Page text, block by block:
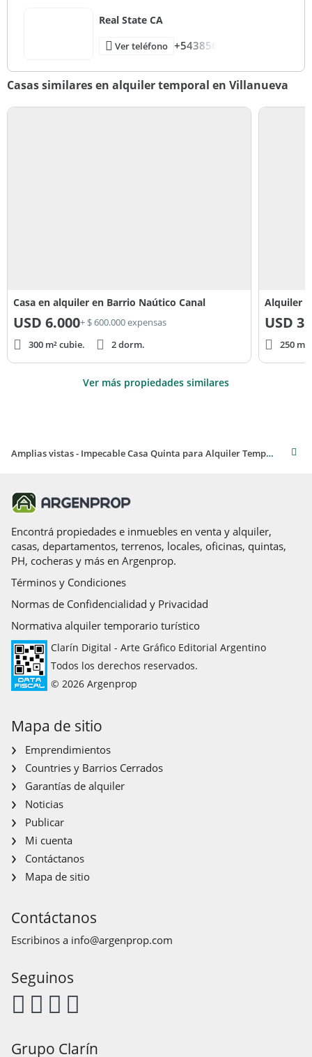
Real State CA
Ver teléfono +543856
Casas similares en alquiler temporal en Villanueva
Casa en alquiler en Barrio Naútico Canal
USD 6.000+ $ 600.000 expensas
300 m² cubie.
2 dorm.
USD
250
Ver más propiedades similares
Amplias vistas - Impecable Casa Quinta para Alquiler Temporal en Villanueva, Tigre
Encontrá propiedades e inmuebles en venta y alquiler,
casas, departamentos, terrenos, locales, oficinas, quintas,
PH, cocheras y más en Argenprop.
Términos y Condiciones
Normas de Confidencialidad y Privacidad
Normativa alquiler temporario turístico
Clarín Digital - Arte Gráfico Editorial Argentino
Todos los derechos reservados.
© 2026 Argenprop
Mapa de sitio
Emprendimientos
Countries y Barrios Cerrados
Garantías de alquiler
Noticias
Publicar
Mi cuenta
Contáctanos
Mapa de sitio
Contáctanos
Escribinos a info@argenprop.com
Seguinos
Grupo Clarín